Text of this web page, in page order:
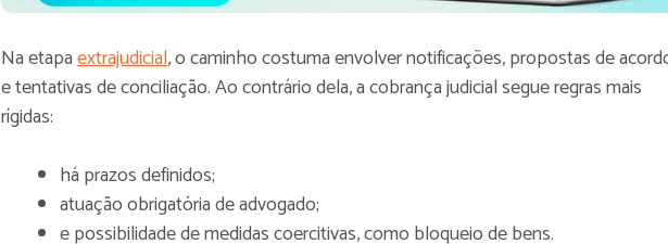
Na etapaextrajudicial, o caminho costuma envolver notificações, propostas de
e tentativas de conciliação. Ao contrário dela, a cobrança judicial segue regras mais
rígidas:
há prazos definidos;
atuação obrigatória de advogado;
e possibilidade de medidas coercitivas, como bloqueio de bens.